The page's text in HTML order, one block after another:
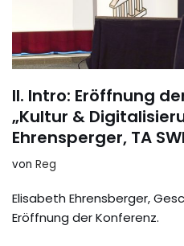
II. Intro: Eröffnung
„Kultur &
Ehrensperger, TA
von Reg
Elisabeth Ehrensberger,
Eröffnung der Konferenz.